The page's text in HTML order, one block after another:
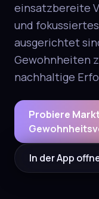
einsatzbereite
und
ausgerichtet
Gewohnheiten
nachhaltige
Probiere
In der App